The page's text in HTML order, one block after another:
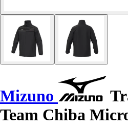
Mizuno
Team Chiba